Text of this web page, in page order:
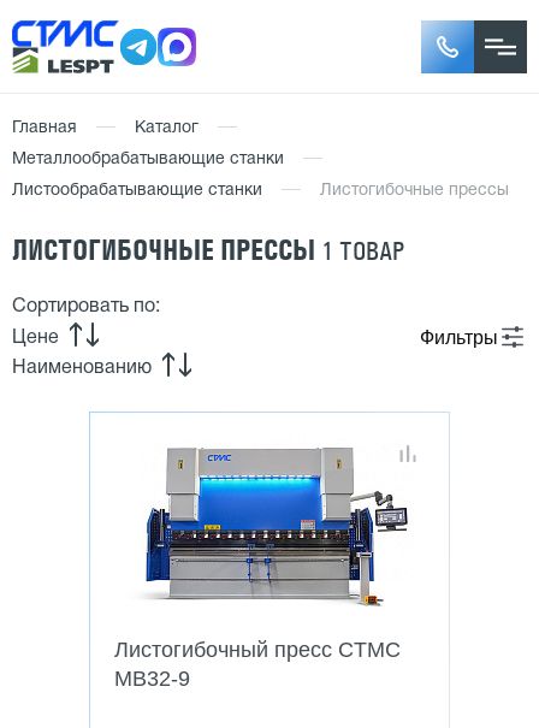
Главная
Каталог
Металлообрабатывающие станки
Листообрабатывающие станки
Листогибочные прессы
ЛИСТОГИБОЧНЫЕ ПРЕССЫ 1 ТОВАР
Фильтры
Сортировать по:
Цене
Наименованию
Листогибочный пресс CTMC
MB32-9